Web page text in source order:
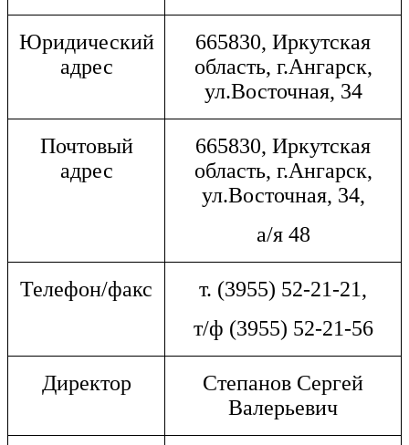
Юридический
адрес
665830, Иркутская
область, г.Ангарск,
ул.Восточная, 34
Почтовый
адрес
665830, Иркутская
область, г.Ангарск,
ул.Восточная, 34,
а/я 48
Телефон/факс
т. (3955) 52-21-21,
т/ф (3955) 52-21-56
Директор
Степанов Сергей
Валерьевич